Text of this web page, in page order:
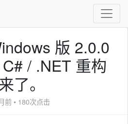
版 2.0.0
/ .NET 重构
了。
前 • 180次点击